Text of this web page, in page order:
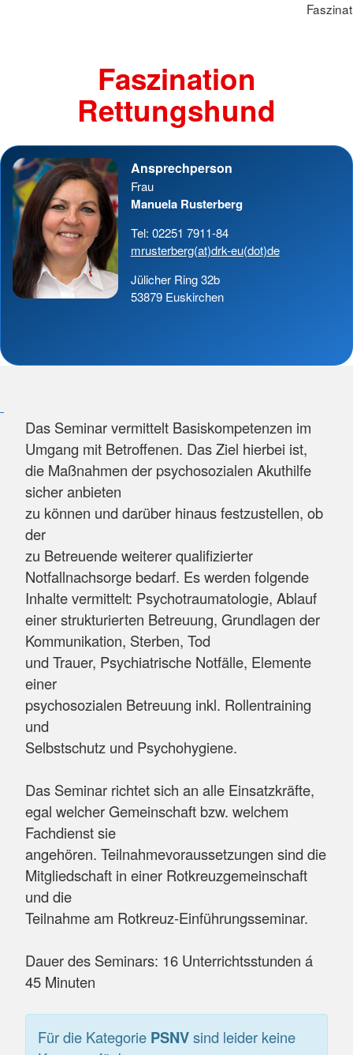
Faszination
Rettungshund
Ansprechperson
Frau
Manuela Rusterberg
Tel: 02251 7911-84
mrusterberg(at)drk-eu(dot)de
Jülicher Ring 32b
53879 Euskirchen
Das Seminar vermittelt Basiskompetenzen im
Umgang mit Betroffenen. Das Ziel hierbei ist,
die Maßnahmen der psychosozialen Akuthilfe
sicher anbieten
zu können und darüber hinaus festzustellen, ob
der
zu Betreuende weiterer qualifizierter
Notfallnachsorge bedarf. Es werden folgende
Inhalte vermittelt: Psychotraumatologie, Ablauf
einer strukturierten Betreuung, Grundlagen der
Kommunikation, Sterben, Tod
und Trauer, Psychiatrische Notfälle, Elemente
einer
psychosozialen Betreuung inkl. Rollentraining
und
Selbstschutz und Psychohygiene.
Das Seminar richtet sich an alle Einsatzkräfte,
egal welcher Gemeinschaft bzw. welchem
Fachdienst sie
angehören. Teilnahmevoraussetzungen sind die
Mitgliedschaft in einer Rotkreuzgemeinschaft
und die
Teilnahme am Rotkreuz-Einführungsseminar.
Dauer des Seminars: 16 Unterrichtsstunden á
45 Minuten
Für die Kategorie PSNVsind leider keine